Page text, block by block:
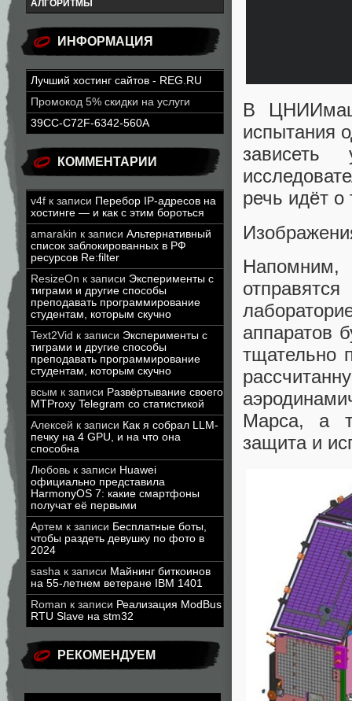
АЛГОРИТМЫ
ИНФОРМАЦИЯ
Лучший хостинг сайтов - REG.RU
Промокод 5% скидки на услуги
39CC-C72F-6342-560A
КОММЕНТАРИИ
v4f к записи Перебор IP-адресов на
хостинге — и как с этим бороться
amarakin к записи Альтернативный
список заблокированных в РФ
ресурсов Re:filter
ResizeOn к записи Эксперименты с
тиграми и другие способы
преподавать программирование
студентам, которым скучно
Text2Vid к записи Эксперименты с
тиграми и другие способы
преподавать программирование
студентам, которым скучно
всым к записи Развёртывание своего
MTProxy Telegram со статистикой
Алексей к записи Как я собрал LLM-
печку на 4 GPU, и на что она
способна
Любовь к записи Huawei
официально представила
HarmonyOS 7: какие смартфоны
получат её первыми
Артем к записи Бесплатные боты,
чтобы раздеть девушку по фото в
2024
sasha к записи Майнинг биткоинов
на 55-летнем ветеране IBM 1401
Roman к записи Реализация ModBus
RTU Slave на stm32
РЕКОМЕНДУЕМ
В ЦНИИмаш
испытания
речь идёт о
аппаратов
тщательно
Марса, а
защита и